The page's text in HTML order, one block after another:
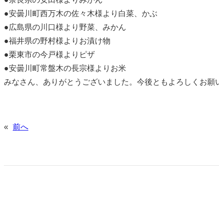
●安曇川町西万木の佐々木様より白菜、かぶ
●広島県の川口様より野菜、みかん
●福井県の野村様よりお漬け物
●栗東市の今戸様よりピザ
●安曇川町常盤木の長宗様よりお米
みなさん、ありがとうございました。今後ともよろしくお願
« 前へ